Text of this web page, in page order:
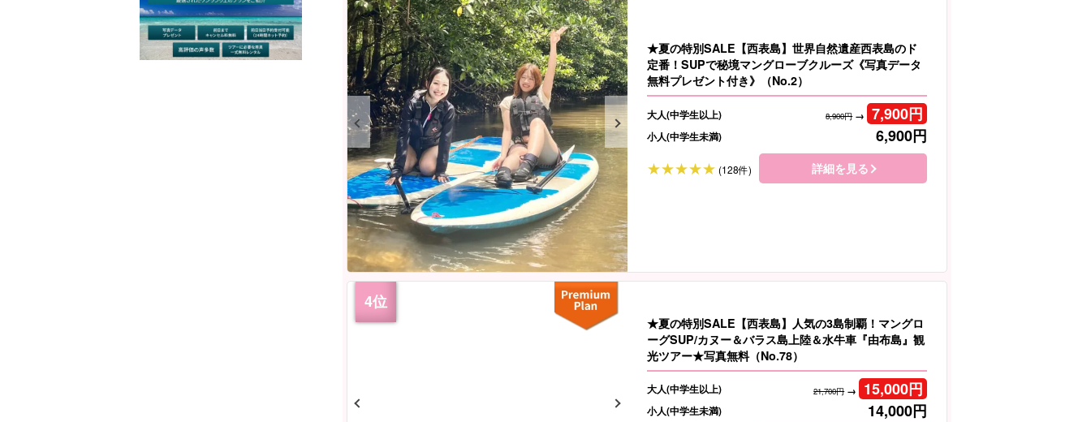
★夏の特別SALE【西表島】世界自然遺産西表島のド
定番！SUPで秘境マングローブクルーズ《写真データ
無料プレゼント付き》（No.2）
大人(中学生以上) 8,900円→ 7,900円
小人(中学生未満) 6,900円
(128件) 詳細を見る
★夏の特別SALE【西表島】人気の3島制覇！マングロ
ーグSUP/カヌー＆バラス島上陸＆水牛車『由布島』観
光ツアー★写真無料（No.78）
大人(中学生以上) 21,700円→ 15,000円
小人(中学生未満) 14,000円